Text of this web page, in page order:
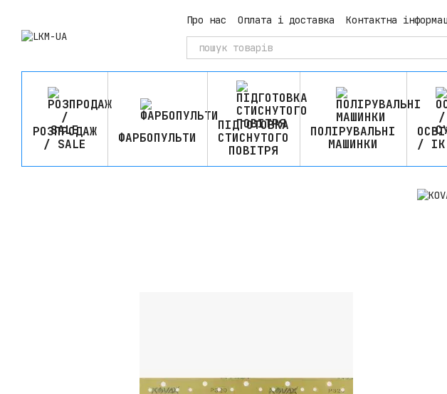
Про нас Оплата і доставка Контактна
РОЗПРОДАЖ
/ SALE
ФАРБОПУЛЬТИ
ПІДГОТОВКА
СТИСНУТОГО
ПОВІТРЯ
ПОЛІРУВАЛЬНІ
МАШИНКИ
/ ІК